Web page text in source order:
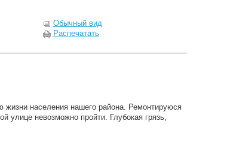
Обычный вид
Распечатать
жизни населения нашего района. Ремонтируюся
улице невозможно пройти. Глубокая грязь,